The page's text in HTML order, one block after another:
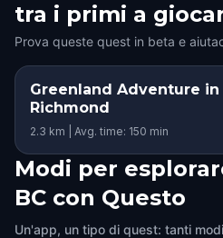
tra i primi a
Prova queste quest in beta e
Greenland Adventure in
Richmond
2.3 km | Avg. time: 150 min
Modi per
BC con Questo
Un'app, un tipo di quest: tanti